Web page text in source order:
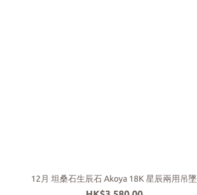
12月 坦桑石生辰石 Akoya 18K 星辰兩用吊墜